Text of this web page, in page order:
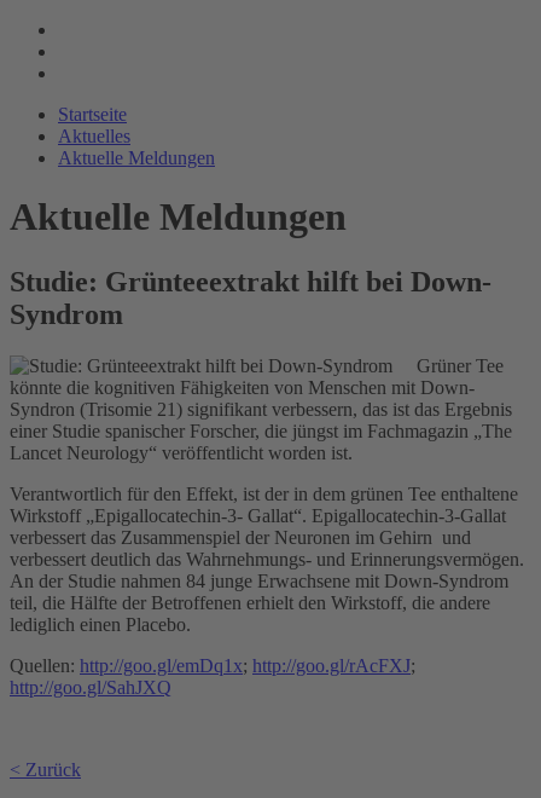
Startseite
Aktuelles
Aktuelle Meldungen
Aktuelle Meldungen
Studie: Grünteeextrakt hilft bei Down-
Syndrom
Grüner Tee
könnte die kognitiven Fähigkeiten von Menschen mit Down-
Syndron (Trisomie 21) signifikant verbessern, das ist das Ergebnis
einer Studie spanischer Forscher, die jüngst im Fachmagazin „The
Lancet Neurology“ veröffentlicht worden ist.
Verantwortlich für den Effekt, ist der in dem grünen Tee enthaltene
Wirkstoff „Epigallocatechin-3- Gallat“. Epigallocatechin-3-Gallat
verbessert das Zusammenspiel der Neuronen im Gehirn und
verbessert deutlich das Wahrnehmungs- und Erinnerungsvermögen.
An der Studie nahmen 84 junge Erwachsene mit Down-Syndrom
teil, die Hälfte der Betroffenen erhielt den Wirkstoff, die andere
lediglich einen Placebo.
Quellen: http://goo.gl/emDq1x; http://goo.gl/rAcFXJ;
http://goo.gl/SahJXQ
< Zurück